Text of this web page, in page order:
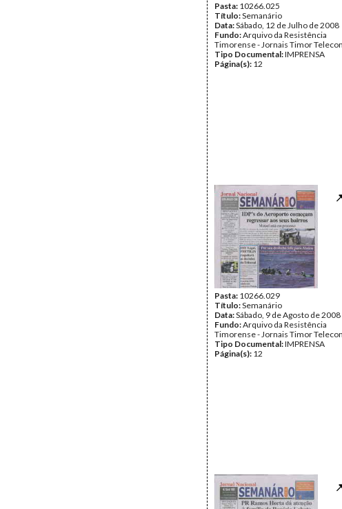
Pasta: 10266.025
Título:Semanário
Data:Sábado, 12 de Julho de 2008
Fundo:Arquivo da Resistência
Timorense - Jornais Timor
Tipo Documental:IMPRENSA
Página(s): 12
Pasta: 10266.029
Título:Semanário
Data:Sábado, 9 de Agosto de 2008
Fundo:Arquivo da Resistência
Timorense - Jornais Timor
Tipo Documental:IMPRENSA
Página(s): 12